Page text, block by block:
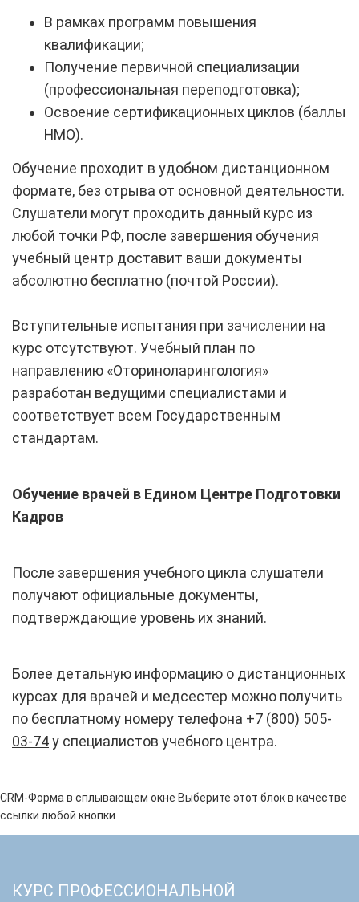
В рамках программ повышения
квалификации;
Получение первичной специализации
(профессиональная переподготовка);
Освоение сертификационных циклов (баллы
НМО).
Обучение проходит в удобном дистанционном
формате, без отрыва от основной деятельности.
Слушатели могут проходить данный курс из
любой точки РФ, после завершения обучения
учебный центр доставит ваши документы
абсолютно бесплатно (почтой России).
Вступительные испытания при зачислении на
курс отсутствуют. Учебный план по
направлению «Оториноларингология»
разработан ведущими специалистами и
соответствует всем Государственным
стандартам.
Обучение врачей в Едином Центре Подготовки
Кадров
После завершения учебного цикла слушатели
получают официальные документы,
подтверждающие уровень их знаний.
Более детальную информацию о дистанционных
курсах для врачей и медсестер можно получить
по бесплатному номеру телефона +7 (800) 505-
03-74у специалистов учебного центра.
CRM-Форма в сплывающем окне Выберите этот блок в качестве
ссылки любой кнопки
КУРС ПРОФЕССИОНАЛЬНОЙ